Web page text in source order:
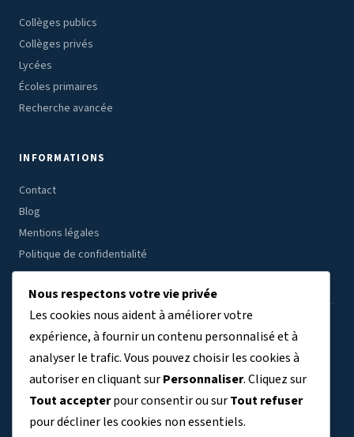
Collèges publics
Collèges privés
Lycées
Écoles primaires
Recherche avancée
INFORMATIONS
Contact
Blog
Mentions légales
Politique de confidentialité
ÉTABLISSEMENTS PAR RÉGION
Auvergne-Rhône-Alpes (7804)Bourgogne-Franche-Comté(3409)
Bretagne(3038)Centre-Val de Loire(2691)Corse(329) Grand Est(5763)
Guadeloupe(411)Guyane(140)Hauts-de-France (6356)
Ile-de-France(9120)La Réunion(734)Martinique(363)
Nous respectons votre vie privée
Les cookies nous aident à améliorer votre
expérience, à fournir un contenu personnalisé et à
analyser le trafic. Vous pouvez choisir les cookies à
autoriser en cliquant surPersonnaliser. Cliquez sur
Tout accepterpour consentir ou surTout refuser
pour décliner les cookies non essentiels.